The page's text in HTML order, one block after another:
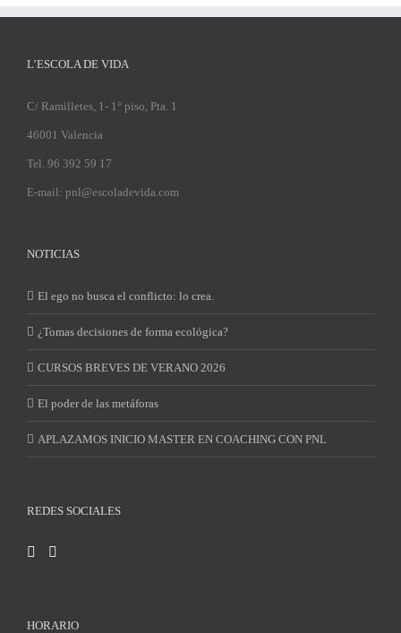
L’ESCOLA DE VIDA
C/ Ramilletes, 1- 1° piso, Pta. 1
46001 Valencia
Tel. 96 392 59 17
E-mail: pnl@escoladevida.com
NOTICIAS
El ego no busca el conflicto: lo crea.
¿Tomas decisiones de forma ecológica?
CURSOS BREVES DE VERANO 2026
El poder de las metáforas
APLAZAMOS INICIO MASTER EN COACHING CON PNL
REDES SOCIALES
HORARIO